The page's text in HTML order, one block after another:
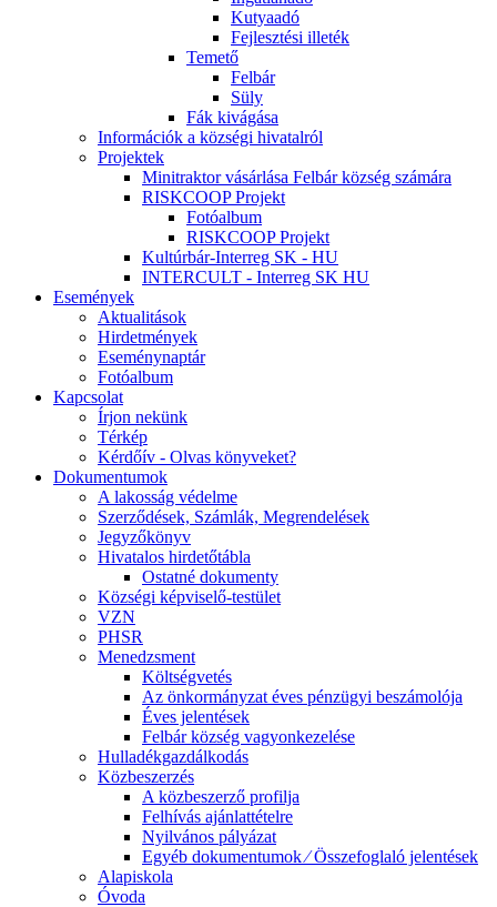
Kutyaadó
Fejlesztési illeték
Temető
Felbár
Süly
Fák kivágása
Információk a községi hivatalról
Projektek
Minitraktor vásárlása Felbár község számára
RISKCOOP Projekt
Fotóalbum
RISKCOOP Projekt
Kultúrbár-Interreg SK - HU
INTERCULT - Interreg SK HU
Események
Aktualitások
Hirdetmények
Eseménynaptár
Fotóalbum
Kapcsolat
Írjon nekünk
Térkép
Kérdőív - Olvas könyveket?
Dokumentumok
A lakosság védelme
Szerződések, Számlák, Megrendelések
Jegyzőkönyv
Hivatalos hirdetőtábla
Ostatné dokumenty
Községi képviselő-testület
VZN
PHSR
Menedzsment
Költségvetés
Az önkormányzat éves pénzügyi beszámolója
Éves jelentések
Felbár község vagyonkezelése
Hulladékgazdálkodás
Közbeszerzés
A közbeszerző profilja
Felhívás ajánlattételre
Nyilvános pályázat
Egyéb dokumentumok ⁄ Összefoglaló jelentések
Alapiskola
Óvoda